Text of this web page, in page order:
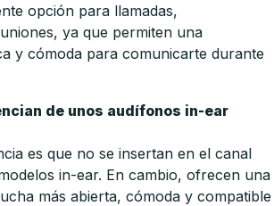
opción para llamadas,
ya que permiten una
y cómoda para comunicarte durante
de unos audífonos in-ear
es que no se insertan en el canal
in-ear. En cambio, ofrecen una
más abierta, cómoda y compatible